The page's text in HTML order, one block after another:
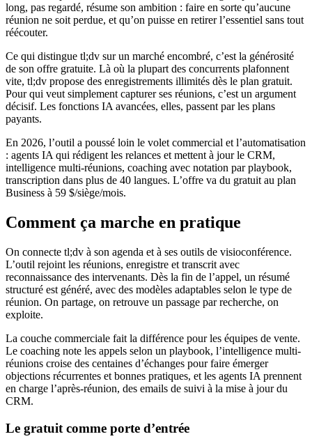
long, pas regardé, résume son ambition : faire en sorte qu’aucune
réunion ne soit perdue, et qu’on puisse en retirer l’essentiel sans tout
réécouter.
Ce qui distingue tl;dv sur un marché encombré, c’est la générosité
de son offre gratuite. Là où la plupart des concurrents plafonnent
vite, tl;dv propose des enregistrements illimités dès le plan gratuit.
Pour qui veut simplement capturer ses réunions, c’est un argument
décisif. Les fonctions IA avancées, elles, passent par les plans
payants.
En 2026, l’outil a poussé loin le volet commercial et l’automatisation
: agents IA qui rédigent les relances et mettent à jour le CRM,
intelligence multi-réunions, coaching avec notation par playbook,
transcription dans plus de 40 langues. L’offre va du gratuit au plan
Business à 59 $/siège/mois.
Comment ça marche en pratique
On connecte tl;dv à son agenda et à ses outils de visioconférence.
L’outil rejoint les réunions, enregistre et transcrit avec
reconnaissance des intervenants. Dès la fin de l’appel, un résumé
structuré est généré, avec des modèles adaptables selon le type de
réunion. On partage, on retrouve un passage par recherche, on
exploite.
La couche commerciale fait la différence pour les équipes de vente.
Le coaching note les appels selon un playbook, l’intelligence multi-
réunions croise des centaines d’échanges pour faire émerger
objections récurrentes et bonnes pratiques, et les agents IA prennent
en charge l’après-réunion, des emails de suivi à la mise à jour du
CRM.
Le gratuit comme porte d’entrée